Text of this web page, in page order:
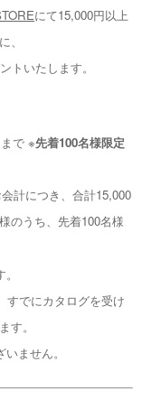
にて15,000円以上
、
トいたします。
で ※先着100名様限定
計につき、合計15,000
のうち、先着100名様
すでにカタログを受け
。
ません。